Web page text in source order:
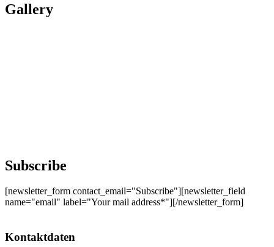
Gallery
Subscribe
[newsletter_form contact_email="Subscribe"][newsletter_field
name="email" label="Your mail address*"][/newsletter_form]
Kontaktdaten